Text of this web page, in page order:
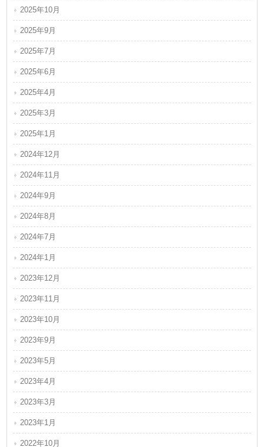
2025年10月
2025年9月
2025年7月
2025年6月
2025年4月
2025年3月
2025年1月
2024年12月
2024年11月
2024年9月
2024年8月
2024年7月
2024年1月
2023年12月
2023年11月
2023年10月
2023年9月
2023年5月
2023年4月
2023年3月
2023年1月
2022年10月